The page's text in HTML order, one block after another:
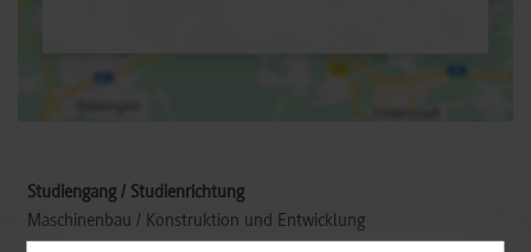
Maschinenbau / Konstruktion und Entwicklung